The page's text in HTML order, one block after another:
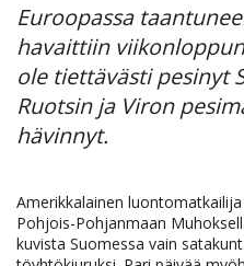
Euroopassa
havaittiin
ole tiettävästi pesinyt
Ruotsin ja Viron
hävinnyt.
Amerikkalainen
Pohjois-Pohjanmaan
kuvista Suomessa vain